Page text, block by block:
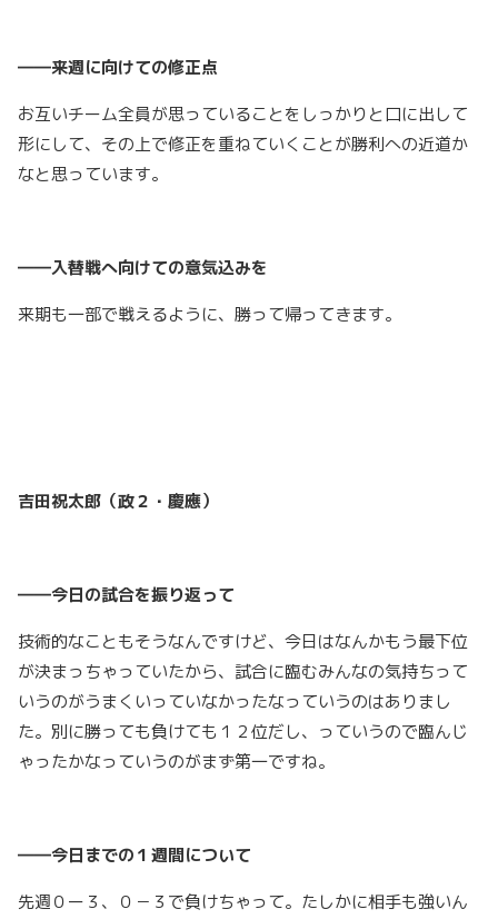
――来週に向けての修正点
お互いチーム全員が思っていることをしっかりと口に出して
形にして、その上で修正を重ねていくことが勝利への近道か
なと思っています。
――入替戦へ向けての意気込みを
来期も一部で戦えるように、勝って帰ってきます。
吉田祝太郎（政２・慶應）
――今日の試合を振り返って
技術的なこともそうなんですけど、今日はなんかもう最下位
が決まっちゃっていたから、試合に臨むみんなの気持ちって
いうのがうまくいっていなかったなっていうのはありまし
た。別に勝っても負けても１２位だし、っていうので臨んじ
ゃったかなっていうのがまず第一ですね。
――今日までの１週間について
先週０ー３、０－３で負けちゃって。たしかに相手も強いん